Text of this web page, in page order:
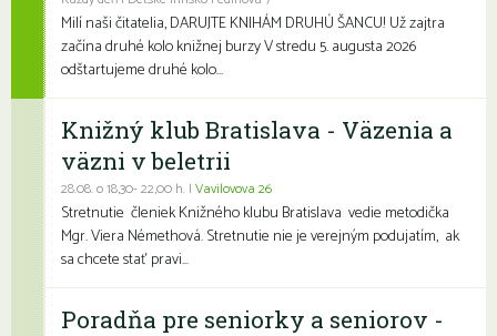
Milí naši čitatelia, DARUJTE KNIHÁM DRUHÚ ŠANCU! Už zajtra
začína druhé kolo knižnej burzy V stredu 5. augusta 2026
odštartujeme druhé kolo...
Knižný klub Bratislava - Väzenia a
väzni v beletrii
28.08. o 18,30- 22,00 h. | Vavilovova 26
Stretnutie členiek Knižného klubu Bratislava vedie metodička
Mgr. Viera Némethová. Stretnutie nie je verejným podujatím, ak
sa chcete stať pravi...
Poradňa pre seniorky a seniorov -